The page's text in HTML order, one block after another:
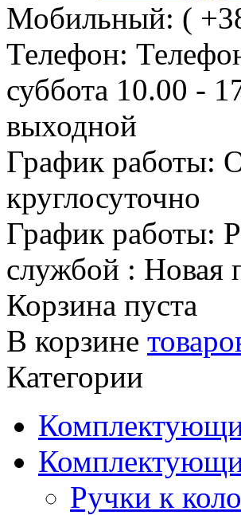
Мобильный: (
Телефон:
суббота 10.00 -
выходной
График работы:
круглосуточно
График работы:
службой : Новая
Корзина пуста
В корзине
Категории
Ручки к